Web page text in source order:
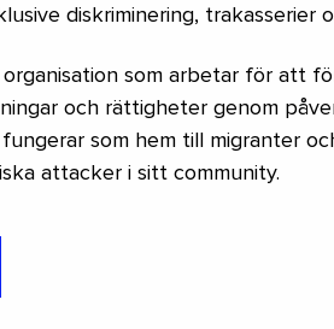
diskriminering, trakasserier
som arbetar för att
och rättigheter genom
som hem till migranter
attacker i sitt community.